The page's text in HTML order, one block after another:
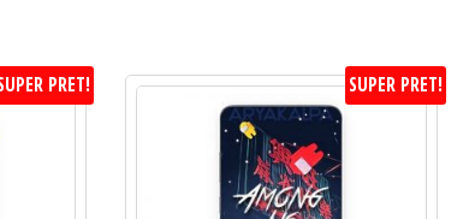
PRET! SUPER PRET!